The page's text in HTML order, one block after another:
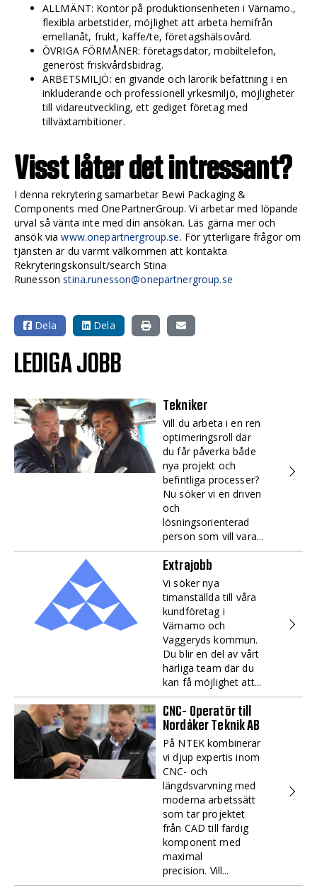
ALLMÄNT: Kontor på produktionsenheten i Värnamo.,
flexibla arbetstider, möjlighet att arbeta hemifrån
emellanåt, frukt, kaffe/te, företagshälsovård.
ÖVRIGA FÖRMÅNER: företagsdator, mobiltelefon,
generöst friskvårdsbidrag.
ARBETSMILJÖ: en givande och lärorik befattning i en
inkluderande och professionell yrkesmiljö, möjligheter
till vidareutveckling, ett gediget företag med
tillväxtambitioner.
Visst låter det intressant?
I denna rekrytering samarbetar Bewi Packaging &
Components med OnePartnerGroup. Vi arbetar med löpande
urval så vänta inte med din ansökan. Läs gärna mer och
ansök viawww.onepartnergroup.se. För ytterligare frågor om
tjänsten är du varmt välkommen att kontakta
Rekryteringskonsult/search Stina
Runesson stina.runesson@onepartnergroup.se
Dela Dela
LEDIGA JOBB
Tekniker
Vill du arbeta i en ren
optimeringsroll där
du får påverka både
nya projekt och
befintliga processer?
Nu söker vi en driven
och
lösningsorienterad
person som vill vara...
Extrajobb
Vi söker nya
timanställda till våra
kundföretag i
Värnamo och
Vaggeryds kommun.
Du blir en del av vårt
härliga team där du
kan få möjlighet att...
CNC- Operatör till
Nordåker Teknik AB
På NTEK kombinerar
vi djup expertis inom
CNC- och
längdsvarvning med
moderna arbetssätt
som tar projektet
från CAD till färdig
komponent med
maximal
precision. Vill...